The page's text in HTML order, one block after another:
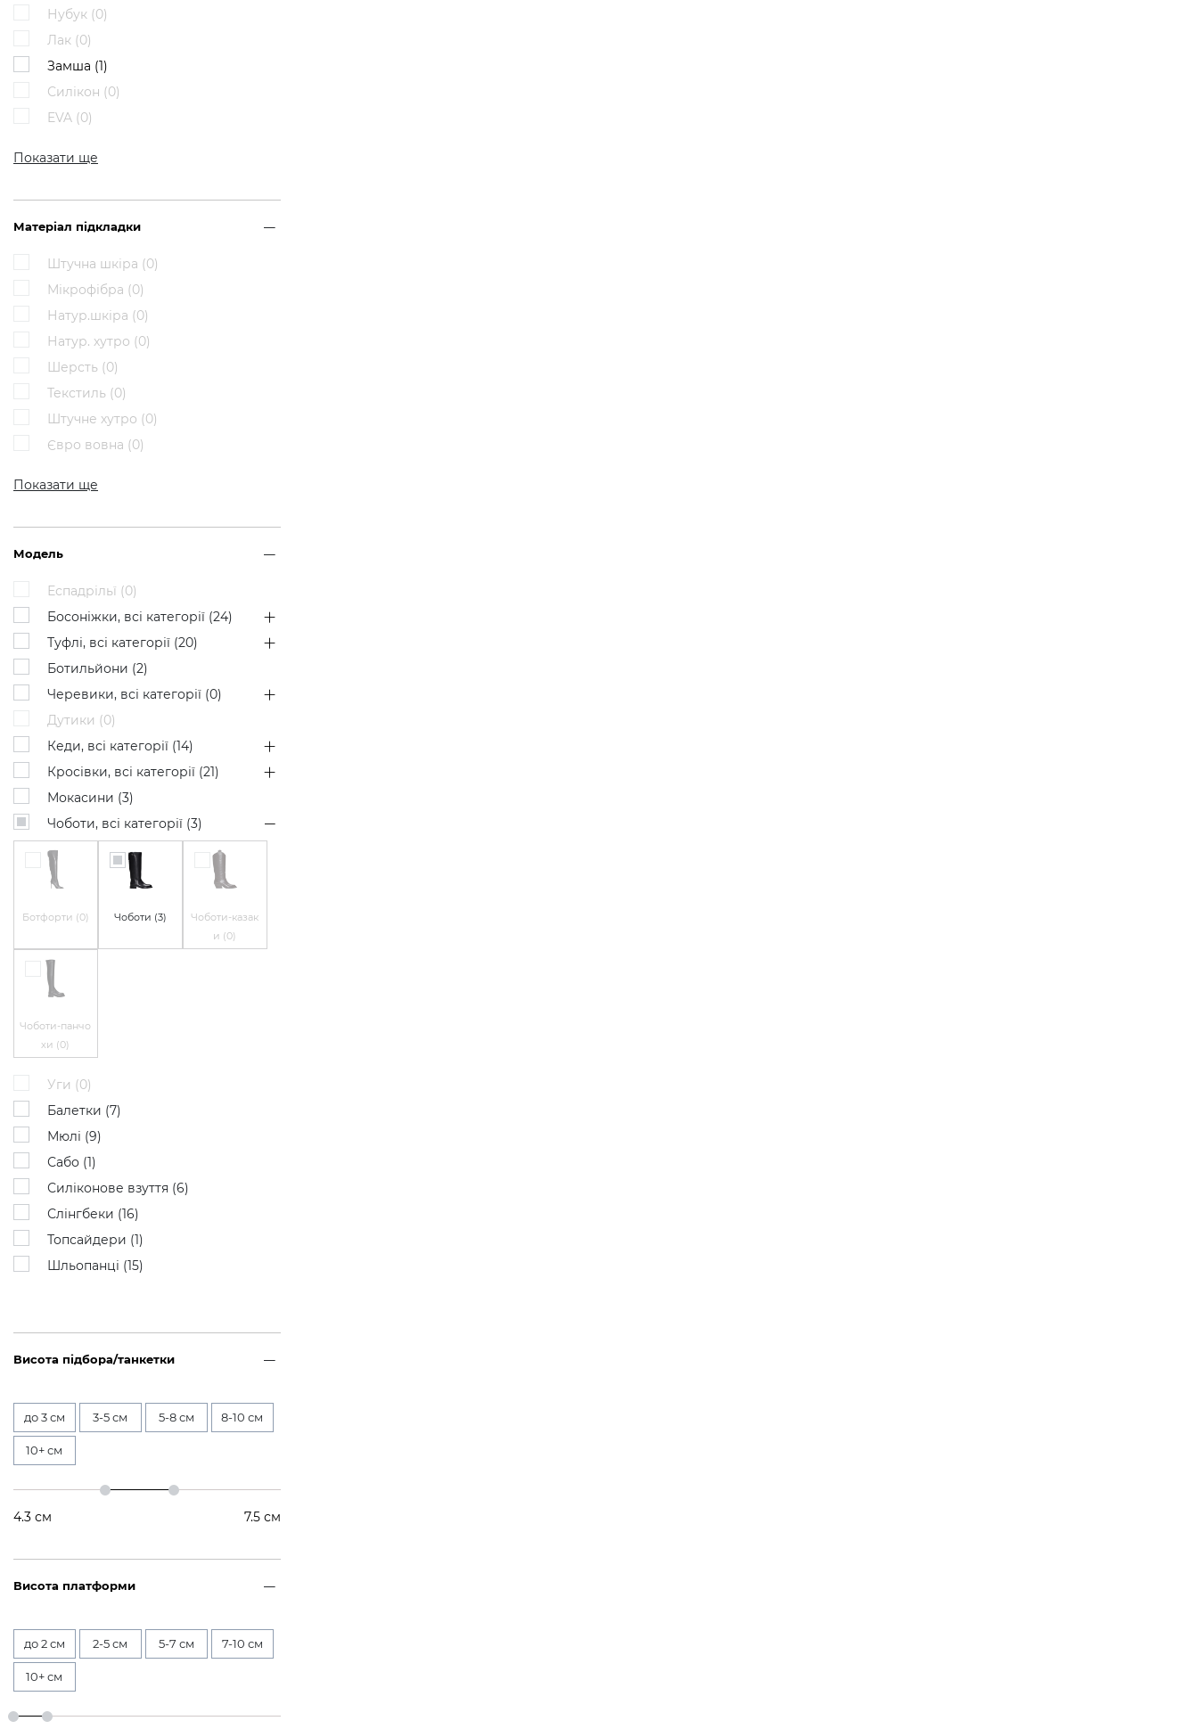
Нубук (0)
Лак (0)
Замша (1)
Силікон (0)
EVA (0)
Показати ще
Матеріал підкладки
Штучна шкіра (0)
Мікрофібра (0)
Натур.шкіра (0)
Натур. хутро (0)
Шерсть (0)
Текстиль (0)
Штучне хутро (0)
Євро вовна (0)
Показати ще
Модель
Еспадрільї (0)
Босоніжки, всі категорії (24)
Туфлі, всі категорії (20)
Ботильйони (2)
Черевики, всі категорії (0)
Дутики (0)
Кеди, всі категорії (14)
Кросівки, всі категорії (21)
Мокасини (3)
Чоботи, всі категорії (3)
Ботфорти (0) Чоботи (3)
Чоботи-казак
и (0)
Чоботи-панчо
хи (0)
Уги (0)
Балетки (7)
Мюлі (9)
Сабо (1)
Силіконове взуття (6)
Слінгбеки (16)
Топсайдери (1)
Шльопанці (15)
Висота підбора/танкетки
до 3 см 3-5 см 5-8 см 8-10 см
10+ см
4.3 см 7.5 см
Висота платформи
до 2 см 2-5 см 5-7 см 7-10 см
10+ см